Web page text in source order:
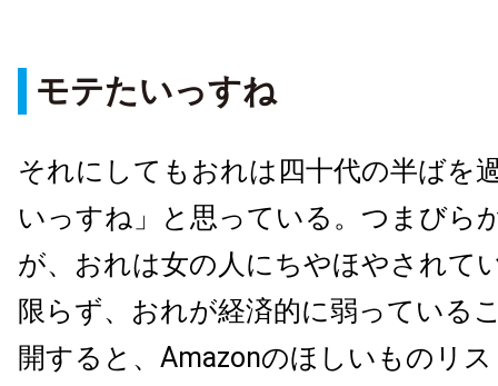
モテたいっすね
それにしてもおれは四十代の半ばを
いっすね」と思っている。つまびら
が、おれは女の人にちやほやされて
限らず、おれが経済的に弱っている
開すると、Amazonのほしいものリ